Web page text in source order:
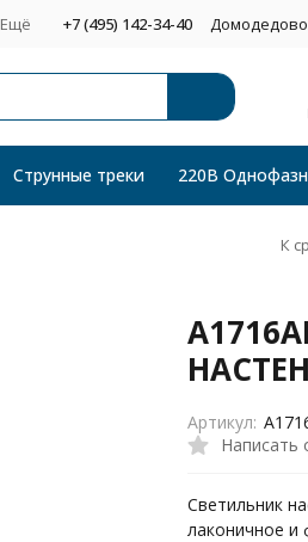
Ещё +7 (495) 142-34-40
Струнные треки 220В
К
Написать
Артикул:
Светильник
лаконичное и